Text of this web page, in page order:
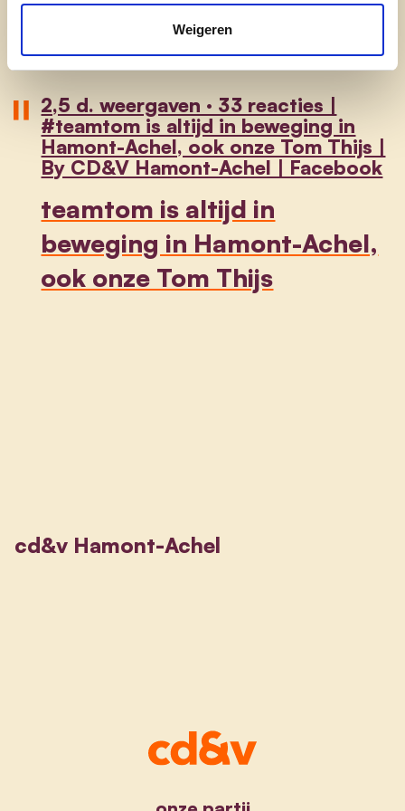
Weigeren
2,5 d. weergaven · 33 reacties |
#teamtom is altijd in beweging in
Hamont-Achel, ook onze Tom Thijs |
By CD&V Hamont-Achel | Facebook
teamtom is altijd in
beweging in Hamont-Achel,
ook onze Tom Thijs
cd&v Hamont-Achel